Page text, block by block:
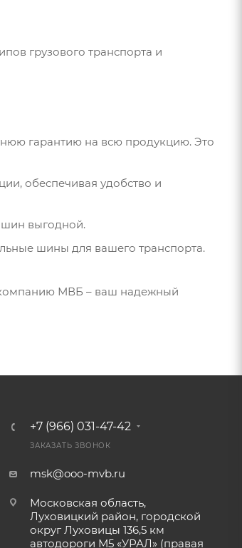
грузового транспорта и
гарантию на всю продукцию. Это
обеспечивая удобство и
шин выгодной.
шины для вашего транспорта.
компанию МВБ – ваш надежный
+7 (966) 031-47-42
ЗАКАЗАТЬ ЗВОНОК
msk@ooo-mvb.ru
Московская область,
Луховицкий район, городской
округ Луховицы 136,5 км
автодороги М5 «УРАЛ» (правая